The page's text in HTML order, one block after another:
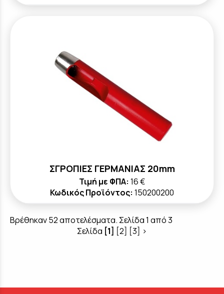
ΣΓΡΟΠΙΕΣ ΓΕΡΜΑΝΙΑΣ 20mm
Τιμή με ΦΠΑ: 16 €
Κωδικός Προϊόντος: 150200200
Βρέθηκαν 52 αποτελέσματα. Σελίδα 1 από 3
Σελίδα [1] [2] [3] >